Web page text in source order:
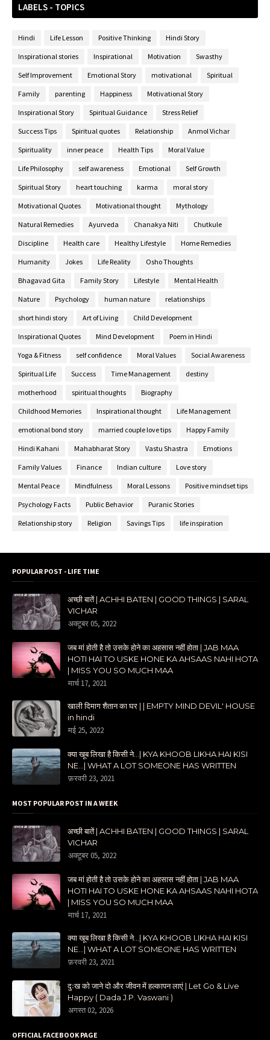
LABELS - TOPICS
Hindi Life Lesson Positive Thinking Hindi Story
Inspirational stories Inspirational Motivation Swasthy
Self Improvement Emotional Story motivational Spiritual
Family parenting Happiness Motivational Story
Inspirational Story Spiritual Guidance Stress Relief
Success Tips Spiritual quotes Relationship Anmol Vichar
Spirituality inner peace Health Tips Moral Value
Life Philosophy self awareness Emotional Self Growth
Spiritual Story heart touching karma moral story
Motivational Quotes Motivational thought Mythology
Natural Remedies Ayurveda Chanakya Niti Chutkule
Discipline Health care Healthy Lifestyle Home Remedies
Humanity Jokes Life Reality Osho Thoughts
Bhagavad Gita Family Story Lifestyle Mental Health
Nature Psychology human nature relationships
short hindi story Art of Living Child Development
Inspirational Quotes Mind Development Poem in Hindi
Yoga & Fitness self confidence Moral Values Social Awareness
Spiritual Life Success Time Management destiny
motherhood spiritual thoughts Biography
Childhood Memories Inspirational thought Life Management
emotional bond story married couple love tips Happy Family
Hindi Kahani Mahabharat Story Vastu Shastra Emotions
Family Values Finance Indian culture Love story
Mental Peace Mindfulness Moral Lessons Positive mindset tips
Psychology Facts Public Behavior Puranic Stories
Relationship story Religion Savings Tips life inspiration
POPULAR POST - LIFE TIME
अच्छी बातें | ACHHI BATEN | GOOD THINGS | SARAL
VICHAR
अक्टूबर 05, 2022
जब मां होती है तो उसके होने का अहसास नहीं होता | JAB MAA
HOTI HAI TO USKE HONE KA AHSAAS NAHI HOTA
| MISS YOU SO MUCH MAA
मार्च 17, 2021
खाली दिमाग शैतान का घर | | EMPTY MIND DEVIL' HOUSE
in hindi
मई 25, 2022
क्या खूब लिखा है किसी ने...| KYA KHOOB LIKHA HAI KISI
NE...| WHAT A LOT SOMEONE HAS WRITTEN
फ़रवरी 23, 2021
MOST POPULAR POST IN A WEEK
अच्छी बातें | ACHHI BATEN | GOOD THINGS | SARAL
VICHAR
अक्टूबर 05, 2022
जब मां होती है तो उसके होने का अहसास नहीं होता | JAB MAA
HOTI HAI TO USKE HONE KA AHSAAS NAHI HOTA
| MISS YOU SO MUCH MAA
मार्च 17, 2021
क्या खूब लिखा है किसी ने...| KYA KHOOB LIKHA HAI KISI
NE...| WHAT A LOT SOMEONE HAS WRITTEN
फ़रवरी 23, 2021
दुःख को जाने दो और जीवन में हल्कापन लाएं | Let Go & Live
Happy ( Dada J.P. Vaswani )
अगस्त 02, 2026
OFFICIAL FACEBOOK PAGE